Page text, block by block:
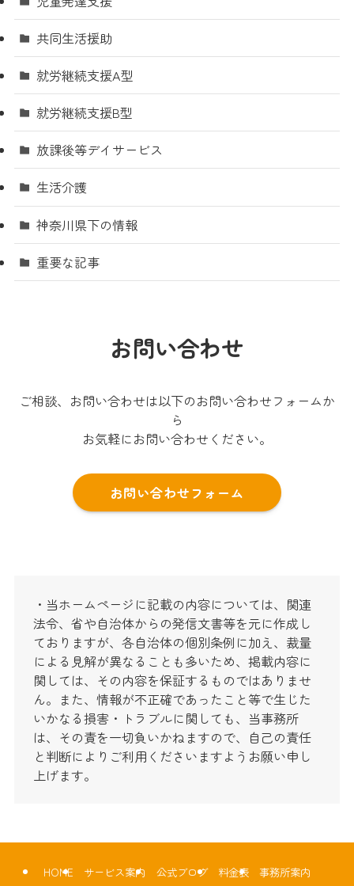
共同生活援助
就労継続支援A型
就労継続支援B型
放課後等デイサービス
生活介護
神奈川県下の情報
重要な記事
お問い合わせ
ご相談、お問い合わせは以下のお問い合わせフォームか
ら
お気軽にお問い合わせください。
お問い合わせフォーム
・当ホームページに記載の内容については、関連
法令、省や自治体からの発信文書等を元に作成し
ておりますが、各自治体の個別条例に加え、裁量
による見解が異なることも多いため、掲載内容に
関しては、その内容を保証するものではありませ
ん。また、情報が不正確であったこと等で生じた
いかなる損害・トラブルに関しても、当事務所
は、その責を一切負いかねますので、自己の責任
と判断によりご利用くださいますようお願い申し
上げます。
HOME サービス案内 公式ブログ 料金表
事務所案内